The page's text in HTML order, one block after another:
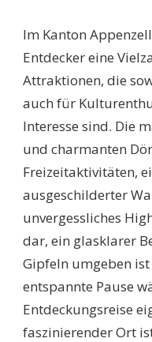
Im Kanton
Entdecker eine
Attraktionen, die
auch für
Interesse sind. Die
und charmanten
Freizeitaktivitäten,
ausgeschilderter
unvergessliches
dar, ein glasklarer
Gipfeln umgeben
entspannte Pause
Entdeckungsreise
faszinierender Ort